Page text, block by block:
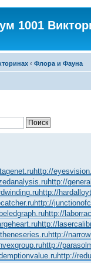
1001
‹ Флора и Фауна
http://
http://
http://
http://
http://
http://
http://
http://
http://